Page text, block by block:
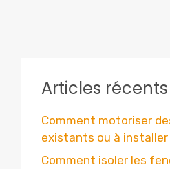
Articles récents
Comment motoriser
existants ou à installer
Comment isoler les